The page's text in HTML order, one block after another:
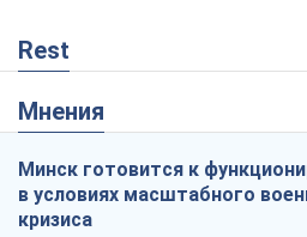
Rest
Мнения
Минск готовится к
в условиях масштабного
кризиса